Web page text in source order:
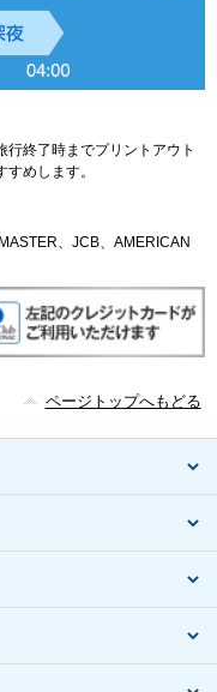
終了時までプリントアウト
めします。
、JCB、AMERICAN
ページトップへもどる